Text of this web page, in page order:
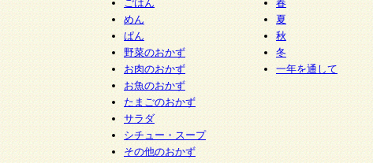
ごはん
めん
ぱん
野菜のおかず
お肉のおかず
お魚のおかず
たまごのおかず
サラダ
シチュー・スープ
その他のおかず
春
夏
秋
冬
一年を通して